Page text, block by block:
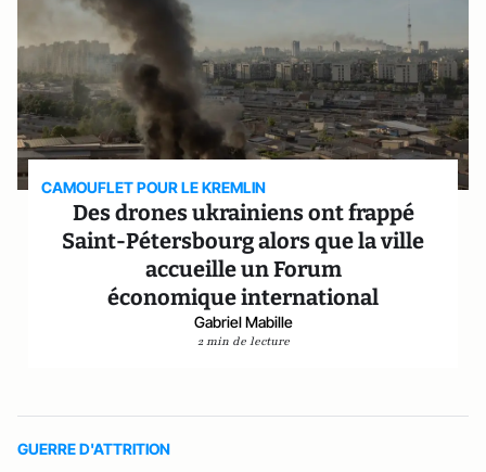
CAMOUFLET POUR LE KREMLIN
Des drones ukrainiens ont frappé
Saint-Pétersbourg alors que la ville
accueille un Forum
économique international
Gabriel Mabille
2 min de lecture
GUERRE D'ATTRITION